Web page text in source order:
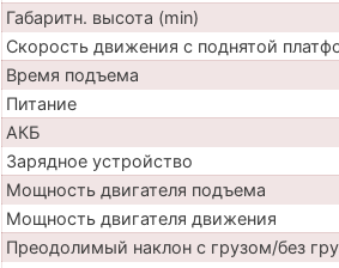
Габаритн. высота (min)
Скорость движения с поднятой
Время подъема
Питание
АКБ
Зарядное устройство
Мощность двигателя подъема
Мощность двигателя движения
Преодолимый наклон с грузом/без